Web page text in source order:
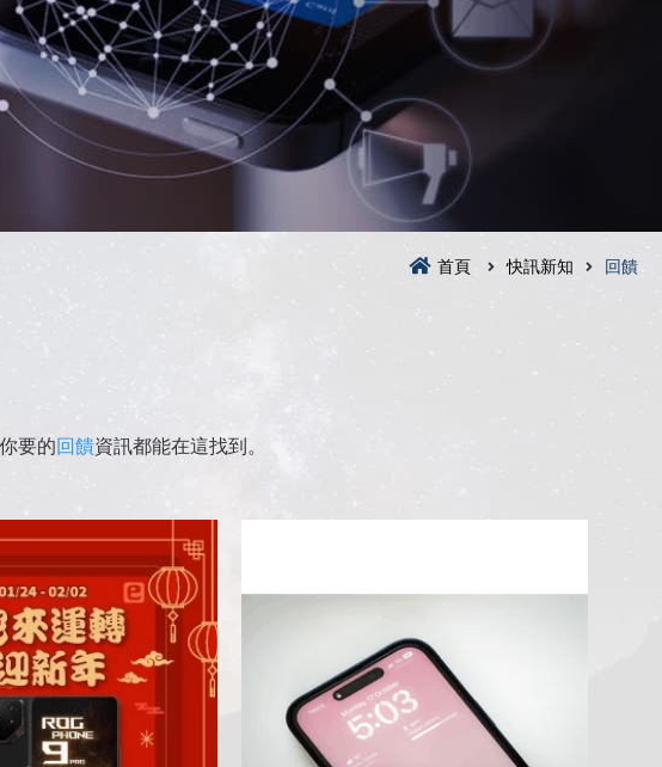
首頁 快訊新知 回饋
要的回饋資訊都能在這找到。